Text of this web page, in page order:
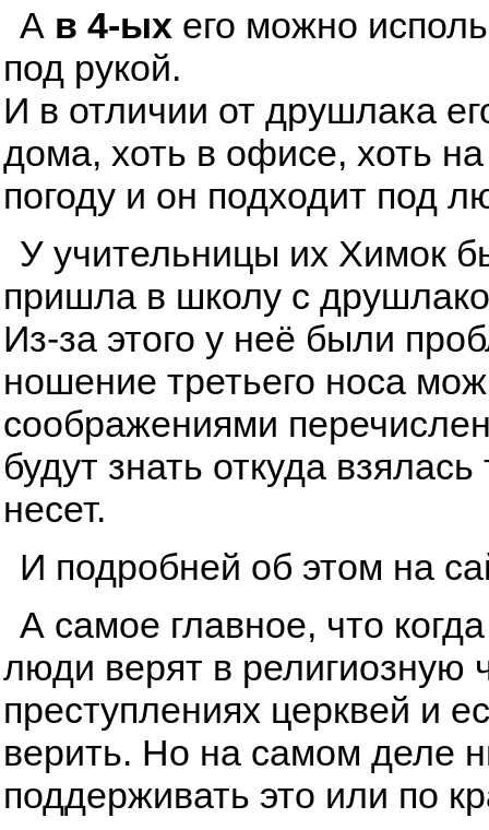
А в 4-ых его можно
под рукой.
И в отличии от друшлака
дома, хоть в офисе, хоть
погоду и он подходит под
У учительницы их Химок
пришла в школу с
Из-за этого у неё были
ношение третьего носа
соображениями
будут знать откуда
несет.
И подробней об этом на
А самое главное, что
люди верят в религиозную
преступлениях церквей и
верить. Но на самом деле
поддерживать это или по